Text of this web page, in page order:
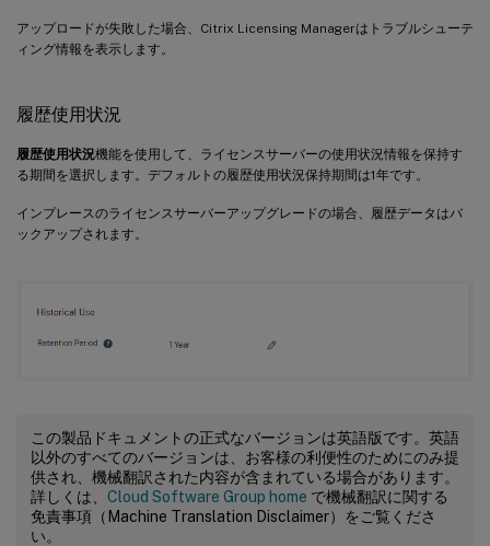
アップロードが失敗した場合、Citrix Licensing Managerはトラブルシューテ
ィング情報を表示します。
履歴使用状況
履歴使用状況機能を使用して、ライセンスサーバーの使用状況情報を保持す
る期間を選択します。デフォルトの履歴使用状況保持期間は1年です。
インプレースのライセンスサーバーアップグレードの場合、履歴データはバ
ックアップされます。
この製品ドキュメントの正式なバージョンは英語版です。英語
以外のすべてのバージョンは、お客様の利便性のためにのみ提
供され、機械翻訳された内容が含まれている場合があります。
詳しくは、 Cloud Software Group home で機械翻訳に関する
免責事項（Machine Translation Disclaimer）をご覧くださ
い。